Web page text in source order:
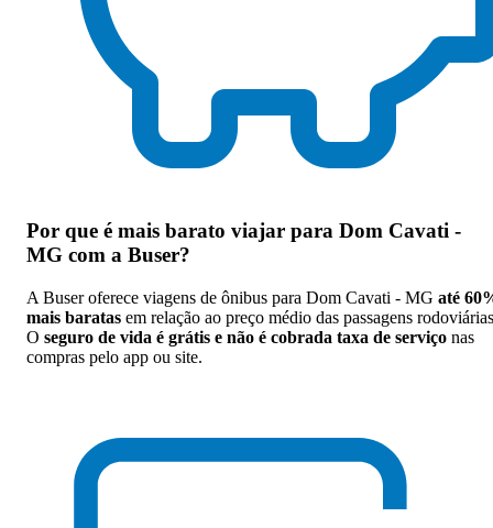
Por que é mais barato viajar para Dom Cavati -
MG com a Buser?
A Buser oferece viagens de ônibus para Dom Cavati - MG até
mais baratas em relação ao preço médio das passagens
O seguro de vida é grátis e não é cobrada taxa de serviço nas
compras pelo app ou site.